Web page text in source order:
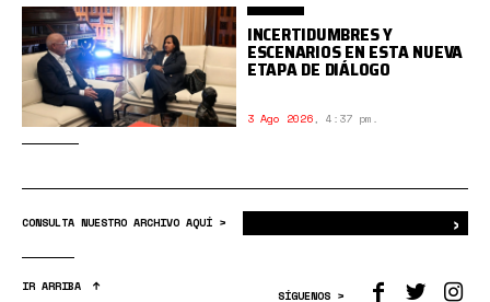
INCERTIDUMBRES Y
ESCENARIOS EN ESTA NUEVA
ETAPA DE DIÁLOGO
3 Ago 2026, 4:37 pm.
CONSULTA NUESTRO ARCHIVO AQUÍ > ›
IR ARRIBA
SÍGUENOS >